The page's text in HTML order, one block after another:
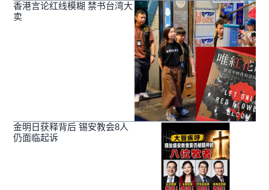
香港言论红线模糊 禁书台湾大
卖
金明日获释背后 锡安教会8人
仍面临起诉